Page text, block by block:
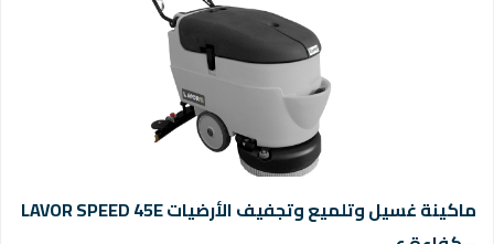
ماكينة غسيل وتلميع وتجفيف الأرضيات LAVOR SPEED 45E